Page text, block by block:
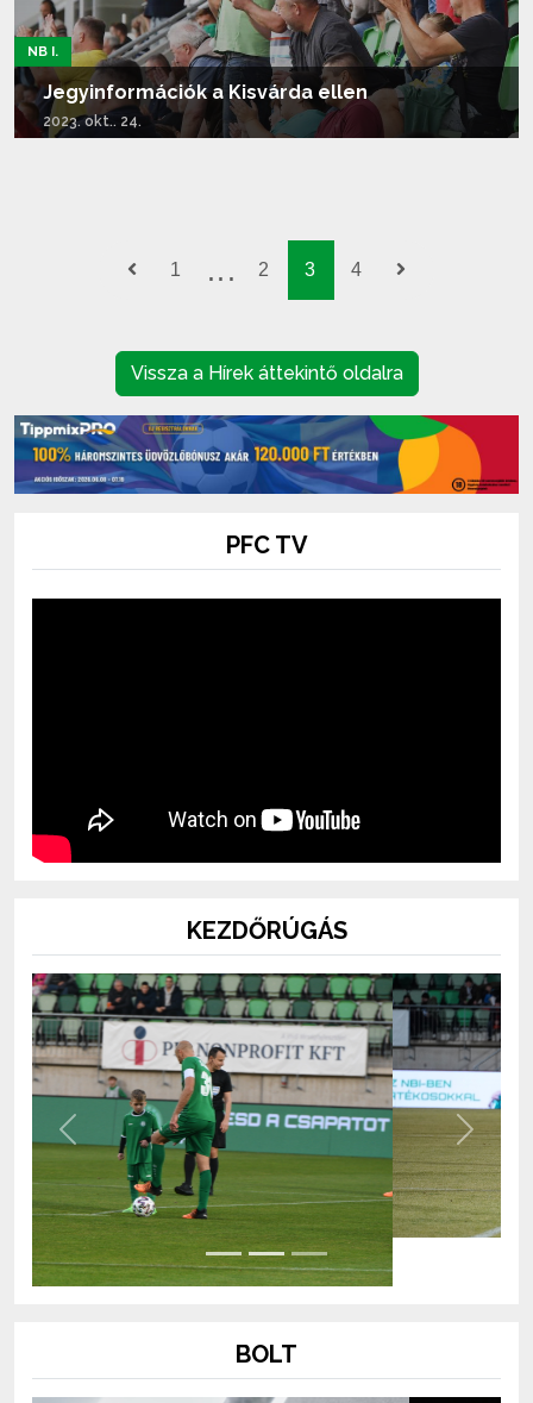
NB I.
Jegyinformációk a Kisvárda ellen
2023. okt.. 24.
1 2 3 4
Vissza a Hírek áttekintő oldalra
PFC TV
KEZDŐRÚGÁS
Previous Next